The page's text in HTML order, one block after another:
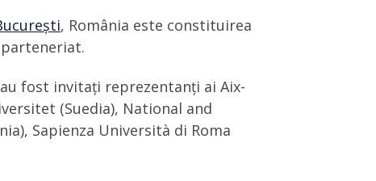
, România este constituirea
fost invitați reprezentanți ai Aix-
(Suedia), National and
Sapienza Università di Roma